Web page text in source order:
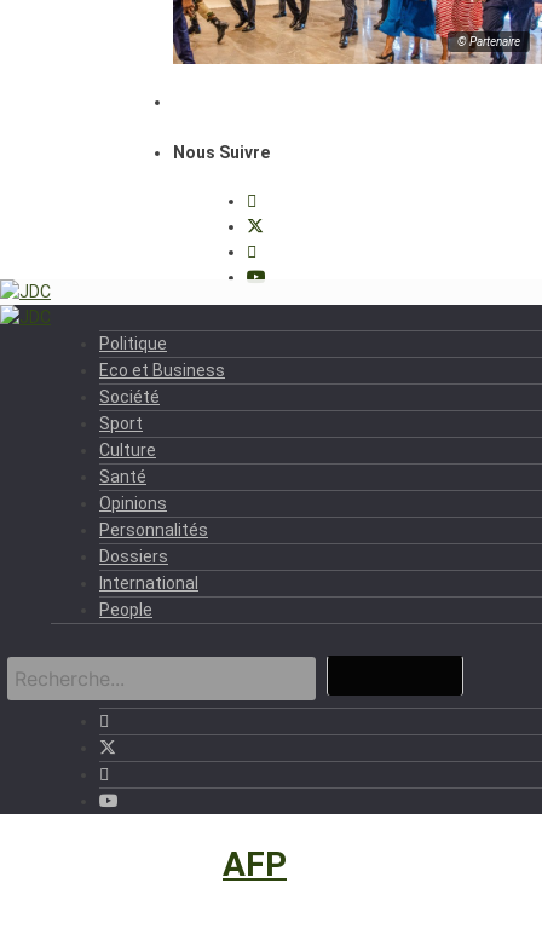
© Partenaire
Nous Suivre
Politique
Eco et Business
Société
Sport
Culture
Santé
Opinions
Personnalités
Dossiers
International
People
AFP